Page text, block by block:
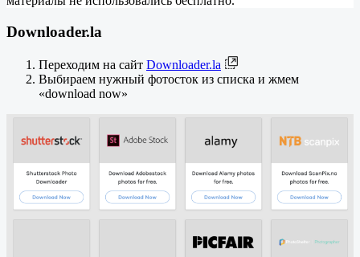
Downloader.la
Переходим на сайт Downloader.la
Выбираем нужный фотосток из списка и жмем
«download now»